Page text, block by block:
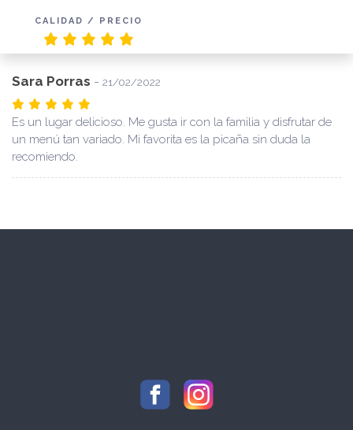
CALIDAD / PRECIO
Sara Porras - 21/02/2022
Es un lugar delicioso. Me gusta ir con la familia y disfrutar de
un menú tan variado. Mi favorita es la picaña sin duda la
recomiendo.